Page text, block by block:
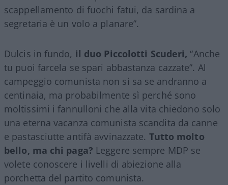
scappellamento di fuochi fatui, da sardina a
segretaria è un volo a planare”.
Dulcis in fundo, il duo Piccolotti Scuderi, “Anche
tu puoi farcela se spari abbastanza cazzate”. Al
campeggio comunista non si sa se andranno a
centinaia, ma probabilmente sì perché sono
moltissimi i fannulloni che alla vita chiedono solo
una eterna vacanza comunista scandita da canne
e pastasciutte antifà avvinazzate. Tutto molto
bello, ma chi paga? Leggere sempre MDP se
volete conoscere i livelli di abiezione alla
porchetta del partito comunista.